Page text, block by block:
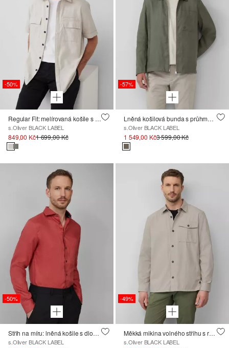
-50%
Regular Fit: melírovaná košile s krátkým rukávem, ze lněné směsi
s.Oliver BLACK LABEL
849,00 Kč1 699,00 Kč
-57%
Lněná košilová bunda s průhmatovými kapsami
s.Oliver BLACK LABEL
1 549,00 Kč3 599,00 Kč
-50%
Střih na míru: lněná košile s dlouhými rukávy a elegantním leskem
s.Oliver BLACK LABEL
-49%
Měkká mikina volného střihu s rozparky na kapsách
s.Oliver BLACK LABEL